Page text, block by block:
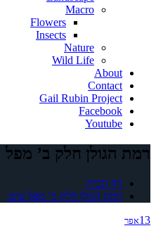
Macro
Flowers
Insects
Nature
Wild Life
About
Contact
Gail Rubin Project
Facebook
Youtube
רמת הגולן חלק ב’ מפל
דף הבית
רמת הגולן חלק ב’ מפל עיט.
13אפר